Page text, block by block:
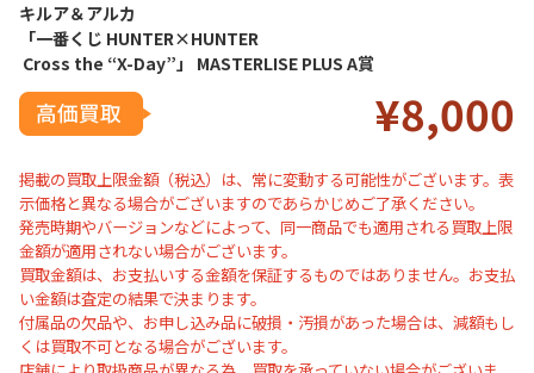
キルア＆アルカ
「一番くじ HUNTER×HUNTER
Cross the “X-Day”」 MASTERLISE PLUS A賞
¥8,000
掲載の買取上限金額（税込）は、常に変動する可能性がございます。表
示価格と異なる場合がございますのであらかじめご了承ください。
発売時期やバージョンなどによって、同一商品でも適用される買取上限
金額が適用されない場合がございます。
買取金額は、お支払いする金額を保証するものではありません。お支払
い金額は査定の結果で決まります。
付属品の欠品や、お申し込み品に破損・汚損があった場合は、減額もし
くは買取不可となる場合がございます。